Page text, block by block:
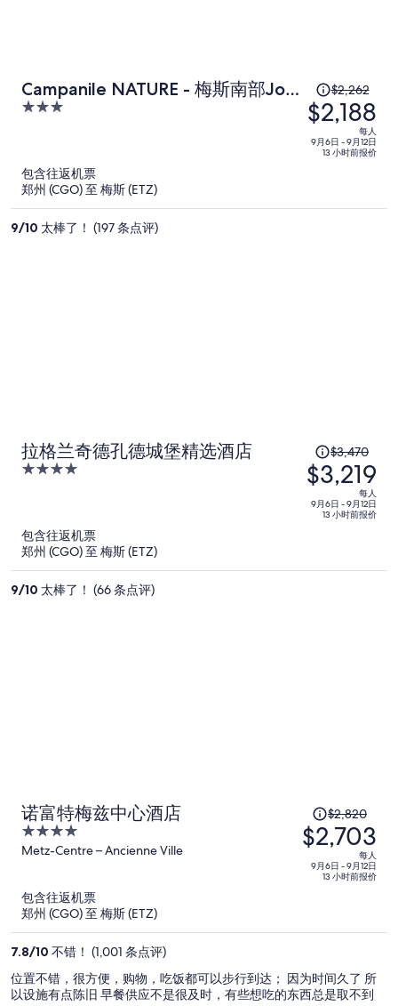
Campanile NATURE - 梅斯南部Jouy
aux Arches
3
5
原
价
为
每
现
$2,262
$2,188
每人
9月6日 - 9月12日
13 小时前报价
包含往返机票
郑州 (CGO) 至 梅斯 (ETZ)
9/10 太棒了！ (197 条点评)
拉格兰奇德孔德城堡精选酒店
4
5
原
价
为
每
现
$3,470
$3,219
每人
9月6日 - 9月12日
13 小时前报价
包含往返机票
郑州 (CGO) 至 梅斯 (ETZ)
9/10 太棒了！ (66 条点评)
诺富特梅兹中心酒店
4
out
5
Metz-Centre – Ancienne Ville
原
价
为
每
现
每
$2,820
$2,703
每人
9月6日 - 9月12日
13 小时前报价
包含往返机票
郑州 (CGO) 至 梅斯 (ETZ)
7.8/10 不错！ (1,001 条点评)
位置不错，很方便，购物，吃饭都可以步行到达； 因为时间久了 所
以设施有点陈旧 早餐供应不是很及时，有些想吃的东西总是取不到